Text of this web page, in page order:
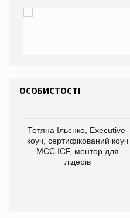
ОСОБИСТОСТІ
Тетяна Ільєнко, Executive-
коуч, сертифікований коуч
МСС ICF, ментор для
лідерів